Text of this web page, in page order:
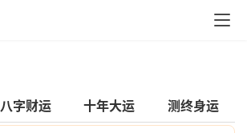
八字财运 十年大运 测终身运